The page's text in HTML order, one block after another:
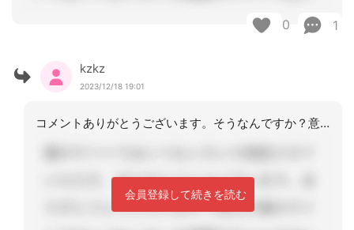
0 1
kzkz
2023/12/18 19:01
コメントありがとうございます。そうなんですか？意見が分かれましたね。また薬局さん
会員登録して続きを読む